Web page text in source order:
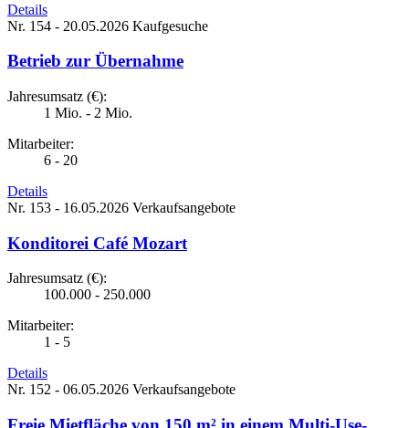
Details
Nr. 154 - 20.05.2026 Kaufgesuche
Betrieb zur Übernahme
Jahresumsatz (€):
1 Mio. - 2 Mio.
Mitarbeiter:
6 - 20
Details
Nr. 153 - 16.05.2026 Verkaufsangebote
Konditorei Café Mozart
Jahresumsatz (€):
100.000 - 250.000
Mitarbeiter:
1 - 5
Details
Nr. 152 - 06.05.2026 Verkaufsangebote